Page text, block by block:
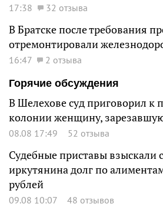
17:38 32 отзыва
В Братске после требования
отремонтировали
16:47
2 отзыва
Горячие обсуждения
В Шелехове суд приговорил к
колонии женщину,
08.08 17:49 52 отзыва
Судебные приставы взыскали
иркутянина долг по
рублей
09.08 10:07 48 отзывов